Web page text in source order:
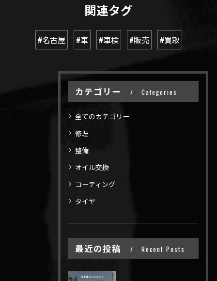
関連タグ
#名古屋 #車 #車検 #販売 #買取
カテゴリー Categories
全てのカテゴリー
修理
整備
オイル交換
コーティング
タイヤ
最近の投稿 Recent Posts